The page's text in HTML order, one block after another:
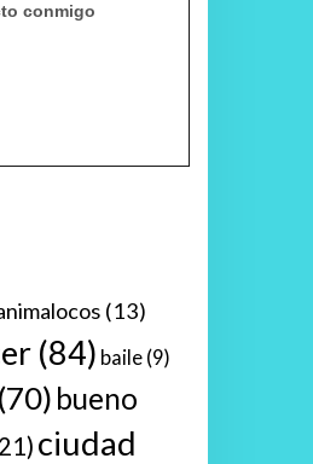
conmigo
(13)
(84) baile (9)
(70) bueno
ciudad